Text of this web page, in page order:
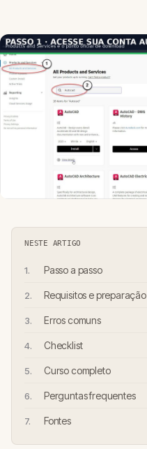
NESTE ARTIGO
Passo a passo
Requisitos e preparação
Erros comuns
Checklist
Curso completo
Perguntas frequentes
Fontes